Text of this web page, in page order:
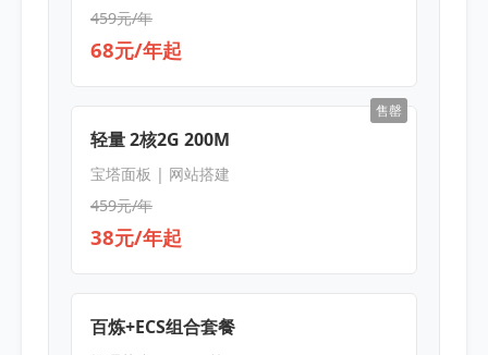
459元/年
68元/年起
售罄
轻量 2核2G 200M
宝塔面板 | 网站搭建
459元/年
38元/年起
百炼+ECS组合套餐